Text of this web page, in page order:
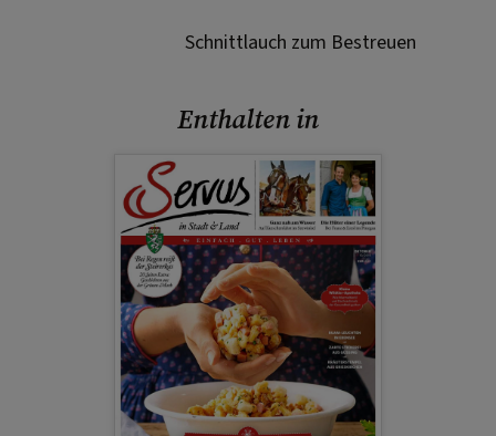
Schnittlauch zum Bestreuen
Enthalten in